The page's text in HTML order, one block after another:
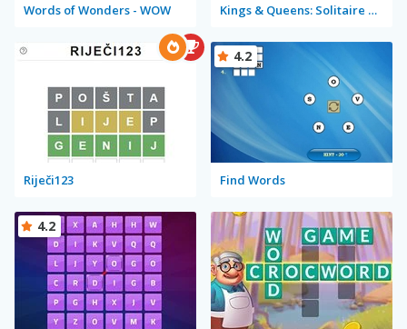
Words of Wonders - WOW Kings & Queens: Solitaire Tripeaks
Riječi123 Find Words
4.2
4.2